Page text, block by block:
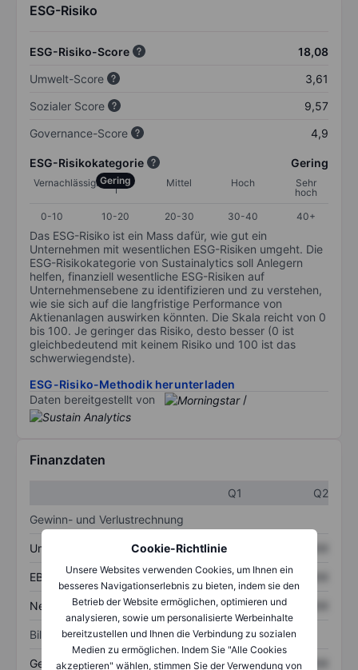
Cookie-Richtlinie
Unsere Websites verwenden Cookies, um Ihnen ein
besseres Navigationserlebnis zu bieten, indem sie den
Betrieb der Website ermöglichen, optimieren und
analysieren, sowie um personalisierte Werbeinhalte
bereitzustellen und Ihnen die Verbindung zu sozialen
Medien zu ermöglichen. Indem Sie "Alle Cookies
akzeptieren" wählen, stimmen Sie der Verwendung von
ESG-Risiko
ESG-Risiko-Score
18,08
Umwelt-Score
3,61
Sozialer Score
9,57
Governance-Score
4,9
ESG-Risikokategorie Gering
VernachlässigbarGering Mittel Hoch
Sehr
hoch
0-10
10-20 20-30 30-40 40+
Das ESG-Risiko ist ein Mass dafür, wie gut ein
Unternehmen mit wesentlichen ESG-Risiken umgeht. Die
ESG-Risikokategorie von Sustainalytics soll Anlegern
helfen, finanziell wesentliche ESG-Risiken auf
Unternehmensebene zu identifizieren und zu verstehen,
wie sie sich auf die langfristige Performance von
Aktienanlagen auswirken könnten. Die Skala reicht von 0
bis 100. Je geringer das Risiko, desto besser (0 ist
gleichbedeutend mit keinem Risiko und 100 ist das
schwerwiegendste).
ESG-Risiko-Methodik herunterladen
Daten bereitgestellt von
/
Finanzdaten
Q1
Q2
Gewinn- und Verlustrechnung
Umsatz XXXXXXX
EBITDA XXXXXXX XXXXXXX
Nettoeinkommen XXXXXXX XXXXXXX
Bilanz
Gesamtvermögen XXXXXXX XXXXXXX